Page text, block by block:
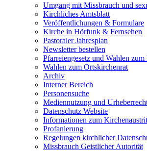
Umgang mit Missbrauch und
Kirchliches Amtsblatt
Veröffentlichungen & Formulare
Kirche in Hörfunk & Fernsehen
Pastoraler Jahresplan
Newsletter bestellen
Pfarreiengesetz und Wahlen
Wahlen zum Ortskirchenrat
Archiv
Interner Bereich
Personensuche
Mediennutzung und
Datenschutz Website
Informationen zum
Profanierung
Regelungen kirchlicher
Missbrauch Geistlicher Autorität